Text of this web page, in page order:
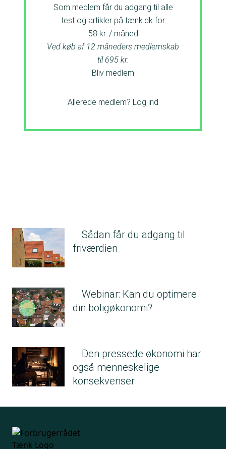
Som medlem får du adgang til alle
test og artikler på tænk.dk for
58 kr. / måned
Ved køb af 12 måneders medlemskab
til 695 kr.
Bliv medlem
Allerede medlem? Log ind
Sådan får du adgang til
friværdien
Webinar: Kan du optimere
din boligøkonomi?
Den pressede økonomi har
også menneskelige
konsekvenser